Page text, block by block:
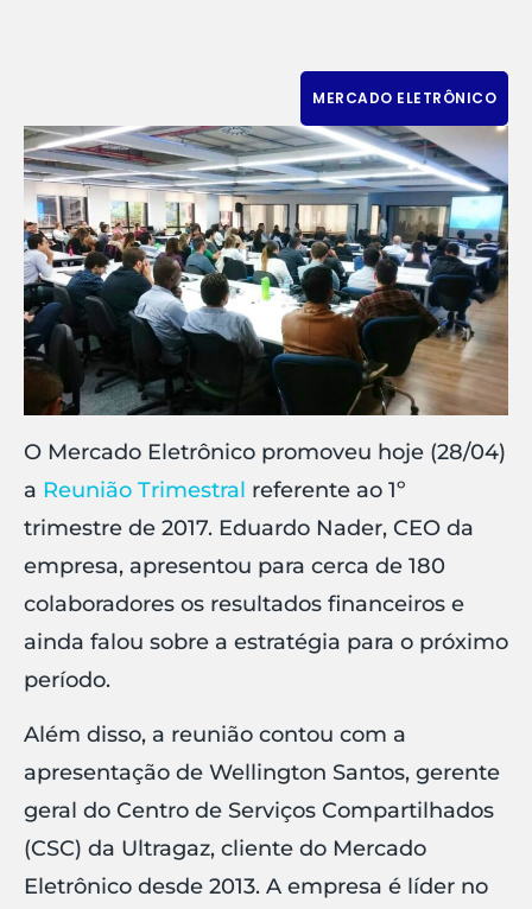
MERCADO ELETRÔNICO
O Mercado Eletrônico promoveu hoje (28/04)
a Reunião Trimestral referente ao 1º
trimestre de 2017. Eduardo Nader, CEO da
empresa, apresentou para cerca de 180
colaboradores os resultados financeiros e
ainda falou sobre a estratégia para o próximo
período.
Além disso, a reunião contou com a
apresentação de Wellington Santos, gerente
geral do Centro de Serviços Compartilhados
(CSC) da Ultragaz, cliente do Mercado
Eletrônico desde 2013. A empresa é líder no